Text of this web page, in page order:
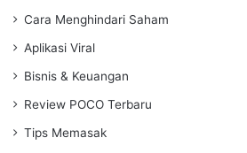
Cara Menghindari Saham
Aplikasi Viral
Bisnis & Keuangan
Review POCO Terbaru
Tips Memasak